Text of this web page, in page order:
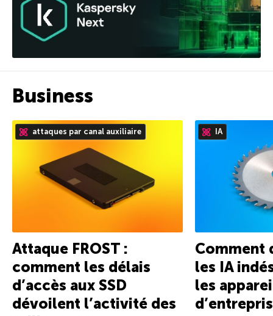
Business
attaques par canal auxiliaire
Attaque FROST :
comment les délais
d’accès aux SSD
dévoilent l’activité des
IA
Comment
les IA
les